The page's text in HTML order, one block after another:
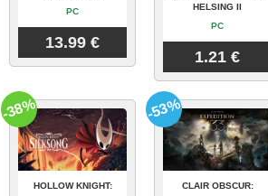
PC
13.99 €
HELSING II
PC
1.21 €
HOLLOW KNIGHT:
-38%
CLAIR OBSCUR:
-53%